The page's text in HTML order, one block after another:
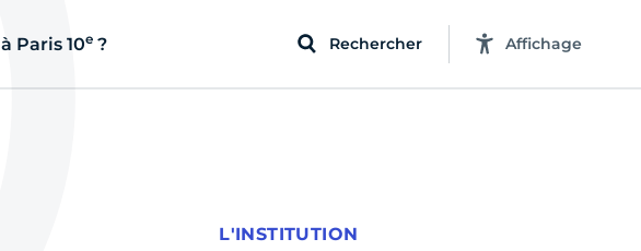
Paris 10e ? Rechercher Affichage
L'INSTITUTION